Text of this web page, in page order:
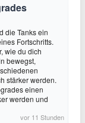
die Tanks ein
Fortschritts.
wie du dich
bewegst,
stärker werden.
einen
werden und
vor 11 Stunden